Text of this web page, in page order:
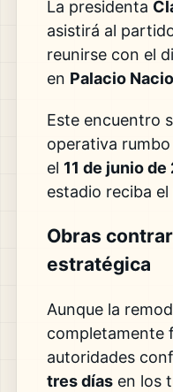
La presidenta
asistirá al
reunirse con el
en Palacio
Este encuentro
operativa
el 11 de junio de
estadio reciba
Obras
estratégica
Aunque la
completamente
autoridades
tres díasen los